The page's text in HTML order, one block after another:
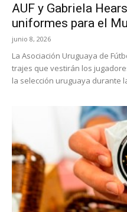
AUF y Gabriela
uniformes para el
junio 8, 2026
La Asociación Uruguaya de
trajes que vestirán los
la selección uruguaya durante